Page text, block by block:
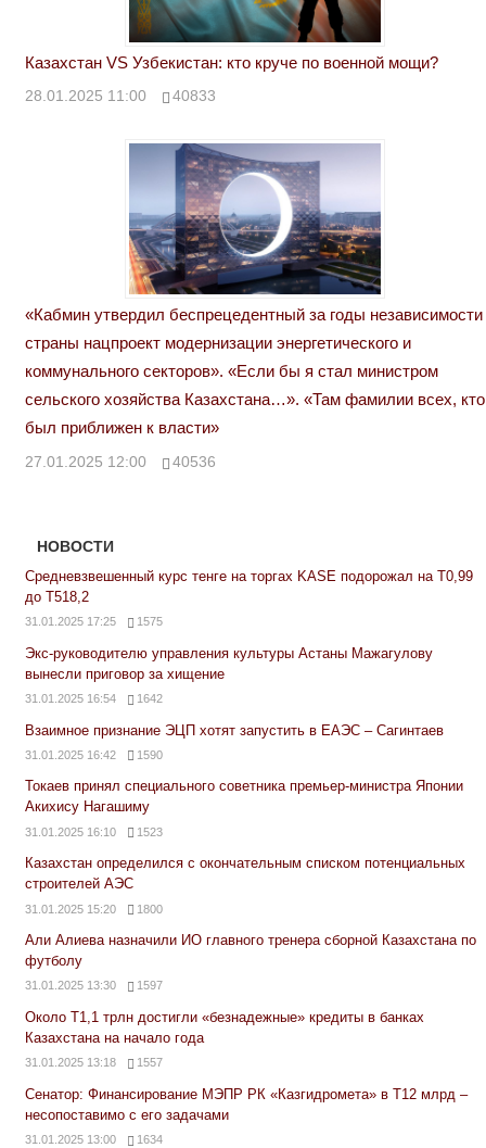
Казахстан VS Узбекистан: кто круче по военной мощи?
28.01.2025 11:00 40833
«Кабмин утвердил беспрецедентный за годы независимости
страны нацпроект модернизации энергетического и
коммунального секторов». «Если бы я стал министром
сельского хозяйства Казахстана…». «Там фамилии всех, кто
был приближен к власти»
27.01.2025 12:00 40536
НОВОСТИ
Средневзвешенный курс тенге на торгах KASE подорожал на Т0,99
до Т518,2
31.01.2025 17:25 1575
Экс-руководителю управления культуры Астаны Мажагулову
вынесли приговор за хищение
31.01.2025 16:54 1642
Взаимное признание ЭЦП хотят запустить в ЕАЭС – Сагинтаев
31.01.2025 16:42 1590
Токаев принял специального советника премьер-министра Японии
Акихису Нагашиму
31.01.2025 16:10 1523
Казахстан определился с окончательным списком потенциальных
строителей АЭС
31.01.2025 15:20 1800
Али Алиева назначили ИО главного тренера сборной Казахстана по
футболу
31.01.2025 13:30 1597
Около Т1,1 трлн достигли «безнадежные» кредиты в банках
Казахстана на начало года
31.01.2025 13:18 1557
Сенатор: Финансирование МЭПР РК «Казгидромета» в Т12 млрд –
несопоставимо с его задачами
31.01.2025 13:00 1634